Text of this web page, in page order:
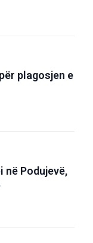
plagosjen e
në Podujevë,